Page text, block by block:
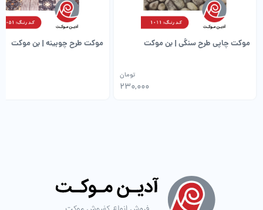
موکت چاپی طرح سنگی | بن موکت
230,000
تومان
موکت طرح چوبینه | بن موکت